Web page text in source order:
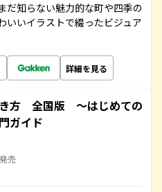
だ知らない魅力的な町や四季の
いいイラストで綴ったビジュア
詳細を見る
方 全国版 ～はじめての
ガイド
売